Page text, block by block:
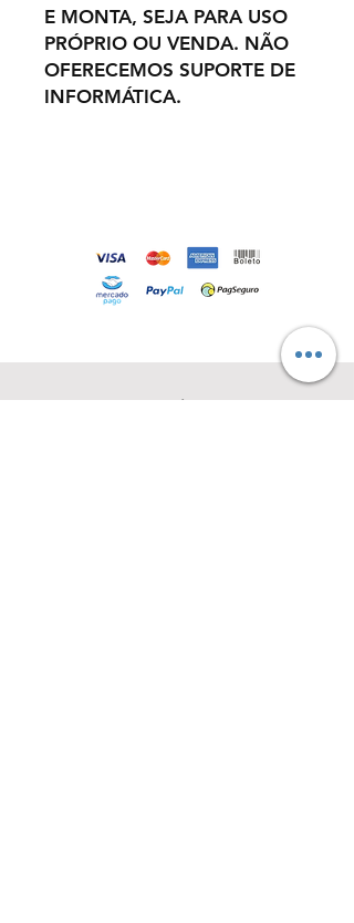
E MONTA, SEJA PARA USO
PRÓPRIO OU VENDA. NÃO
OFERECEMOS SUPORTE DE
INFORMÁTICA.
Loja